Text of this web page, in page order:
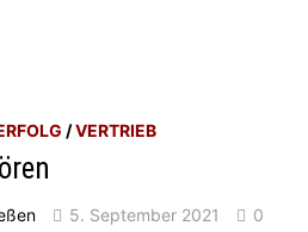
/VERTRIEB
5. September 2021 0